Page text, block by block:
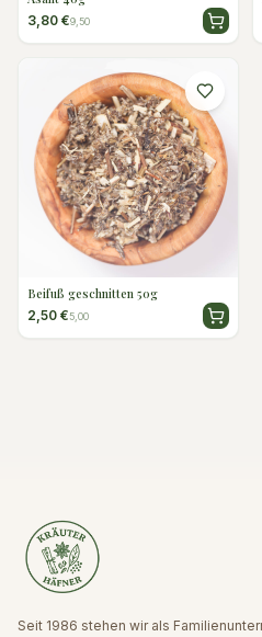
3,80 €9,50
Beifuß geschnitten 50g
2,50 €5,00
Seit 1986 stehen wir als